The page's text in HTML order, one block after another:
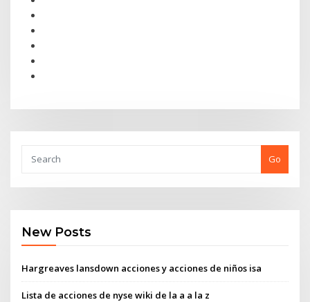
Go
New Posts
Hargreaves lansdown acciones y acciones de niños isa
Lista de acciones de nyse wiki de la a a la z